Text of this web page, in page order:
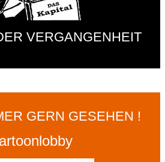
VERGANGENHEIT
GERN GESEHEN !